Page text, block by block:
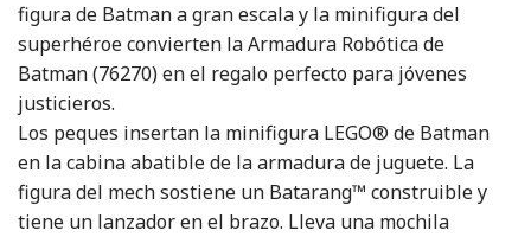
figura de Batman a gran escala y la minifigura del
superhéroe convierten la Armadura Robótica de
Batman (76270) en el regalo perfecto para jóvenes
justicieros.
Los peques insertan la minifigura LEGO® de Batman
en la cabina abatible de la armadura de juguete. La
figura del mech sostiene un Batarang™ construible y
tiene un lanzador en el brazo. Lleva una mochila